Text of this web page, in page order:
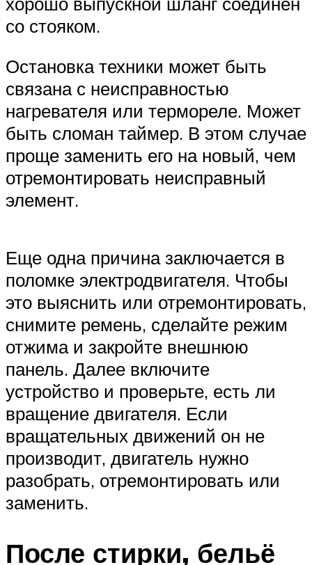
со стояком.
Остановка техники может быть
связана с неисправностью
нагревателя или термореле. Может
быть сломан таймер. В этом случае
проще заменить его на новый, чем
отремонтировать неисправный
элемент.
Еще одна причина заключается в
поломке электродвигателя. Чтобы
это выяснить или отремонтировать,
снимите ремень, сделайте режим
отжима и закройте внешнюю
панель. Далее включите
устройство и проверьте, есть ли
вращение двигателя. Если
вращательных движений он не
производит, двигатель нужно
разобрать, отремонтировать или
заменить.
После стирки, бельё